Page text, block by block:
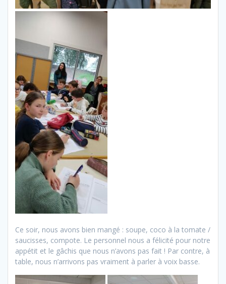
Ce soir, nous avons bien mangé : soupe, coco à la tomate /
saucisses, compote. Le personnel nous a félicité pour notre
appétit et le gâchis que nous n’avons pas fait ! Par contre, à
table, nous n’arrivons pas vraiment à parler à voix basse.